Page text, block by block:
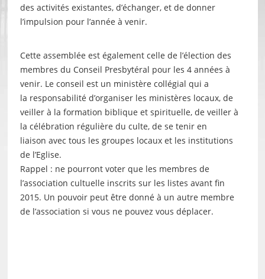
des activités existantes, d’é­changer, et de donner
l’impulsion pour l’année à venir.
Cette assemblée est également celle de l’élection des
membres du Conseil Presbytéral pour les 4 années à
venir. Le conseil est un ministère collégial qui a
la responsabilité d’organiser les ministères locaux, de
veiller à la formation biblique et spirituelle, de veiller à
la célébration régulière du culte, de se tenir en
liaison avec tous les groupes locaux et les institutions
de l’Eglise.
Rappel : ne pourront voter que les membres de
l’association cultuelle inscrits sur les listes avant fin
2015. Un pouvoir peut être donné à un autre membre
de l’association si vous ne pouvez vous déplacer.